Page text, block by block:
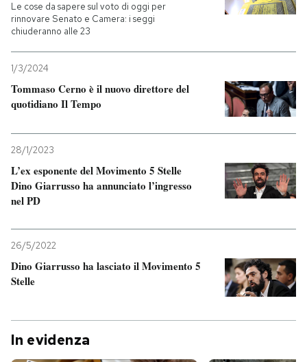
Le cose da sapere sul voto di oggi per
rinnovare Senato e Camera: i seggi
chiuderanno alle 23
1/3/2024
Tommaso Cerno è il nuovo direttore del
quotidiano Il Tempo
28/1/2023
L’ex esponente del Movimento 5 Stelle
Dino Giarrusso ha annunciato l’ingresso
nel PD
26/5/2022
Dino Giarrusso ha lasciato il Movimento 5
Stelle
In evidenza